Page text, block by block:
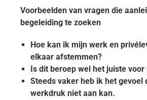
Voorbeelden van vragen die
begeleiding te zoeken
Hoe kan ik mijn werk en
elkaar afstemmen?
Is dit beroep wel het juiste voor
Steeds vaker heb ik het gevoel
werkdruk niet aan kan.